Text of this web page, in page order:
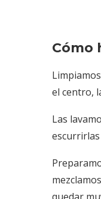
Cómo
el centro,
Las